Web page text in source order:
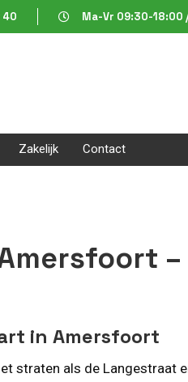
40 Ma-Vr 09:30-18:00
Zakelijk Contact
in Amersfoort
straten als de Langestraat